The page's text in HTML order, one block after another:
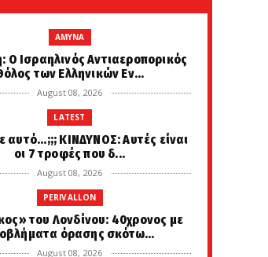
AMYNA
Ο Ισραηλινός Αντιαεροπορικός
των Ελληνικών Εν...
August 08, 2026
LATEST
αυτό...;;; ΚΙΝΔΥΝΟΣ: Αυτές είναι
οι 7 τροφές που δ...
August 08, 2026
PERIVALLON
του Λονδίνου: 40χρονος με
όρασης σκότω...
August 08, 2026